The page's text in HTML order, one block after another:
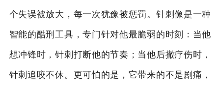
个失误被放大，每一次犹豫被惩罚。针刺像是一种
智能的酷刑工具，专门针对他最脆弱的时刻：当他
想冲锋时，针刺打断他的节奏；当他后撤疗伤时，
针刺追咬不休。更可怕的是，它带来的不是剧痛，